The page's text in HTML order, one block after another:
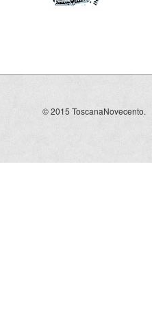
© 2015 ToscanaNovecento.